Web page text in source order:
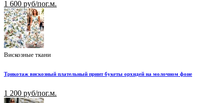
1 600 руб/пог.м.
Вискозные ткани
Трикотаж вискозный плательный принт букеты орхидей на молочном фоне
1 200 руб/пог.м.